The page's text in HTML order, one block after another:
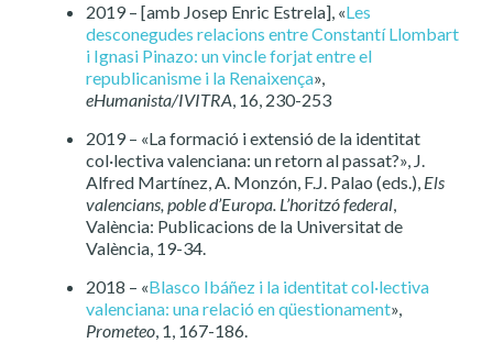
2019 – [amb Josep Enric Estrela], «Les
desconegudes relacions entre Constantí Llombart
i Ignasi Pinazo: un vincle forjat entre el
republicanisme i la Renaixença»,
eHumanista/IVITRA, 16, 230-253
2019 – «La formació i extensió de la identitat
col·lectiva valenciana: un retorn al passat?», J.
Alfred Martínez, A. Monzón, F.J. Palao (eds.), Els
valencians, poble d’Europa. L’horitzó federal,
València: Publicacions de la Universitat de
València, 19-34.
2018 – «Blasco Ibáñez i la identitat col·lectiva
valenciana: una relació en qüestionament»,
Prometeo, 1, 167-186.